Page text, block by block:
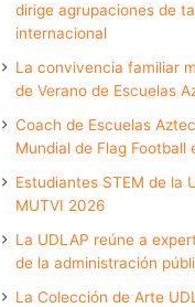
dirige agrupaciones de
internacional
La convivencia familiar
de Verano de Escuelas
Coach de Escuelas
Mundial de Flag Football
Estudiantes STEM de la
MUTVI 2026
La UDLAP reúne a
de la administración
La Colección de Arte